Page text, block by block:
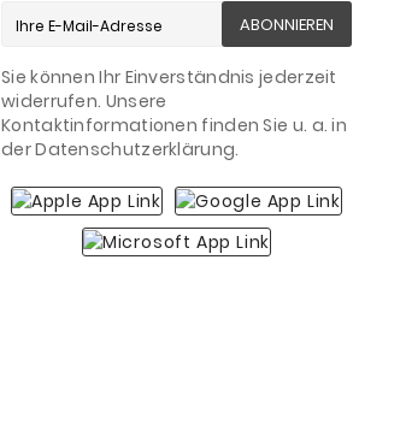
ABONNIEREN
Sie können Ihr Einverständnis jederzeit
widerrufen. Unsere
Kontaktinformationen finden Sie u. a. in
der Datenschutzerklärung.